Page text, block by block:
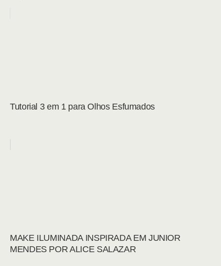
Tutorial 3 em 1 para Olhos Esfumados
MAKE ILUMINADA INSPIRADA EM JUNIOR
MENDES POR ALICE SALAZAR